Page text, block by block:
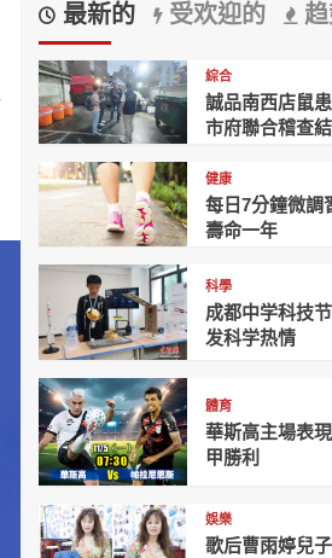
最新的 受欢迎的
綜合
誠品南西店鼠
市府聯合稽查
健康
每日7分鐘微調
壽命一年
科學
成都中学科技
发科学热情
體育
華斯高主場表
甲勝利
娛樂
歌后曹雨婷兒